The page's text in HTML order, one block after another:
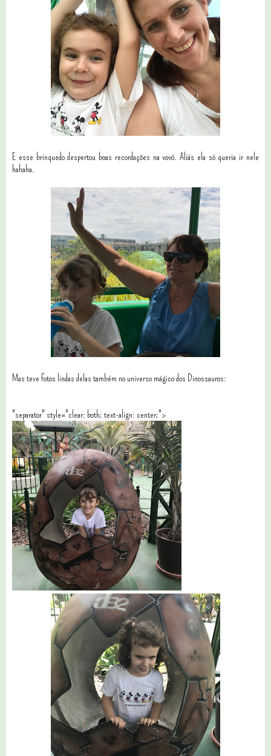
E esse brinquedo despertou boas recordações na vovó. Aliás ela só queria ir nele
hahaha.
Mas teve fotos lindas delas também no universo mágico dos Dinossauros:
"separator" style="clear: both; text-align: center;">